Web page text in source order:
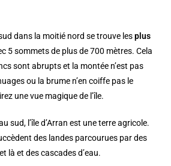
dans la moitié nord se trouve lesplus
5 sommets de plus de 700 mètres. Cela
sont abrupts et la montée n’est pas
ou la brume n’en coiffe pas le
une vue magique de l’île.
sud, l’île d’Arran est une terre agricole.
des landes parcourues par des
là et des cascades d’eau.